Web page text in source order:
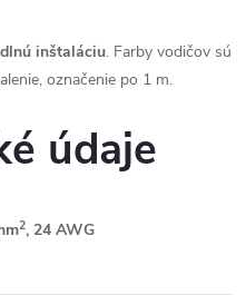
inštaláciu. Farby vodičov sú
označenie po 1 m.
údaje
2, 24 AWG